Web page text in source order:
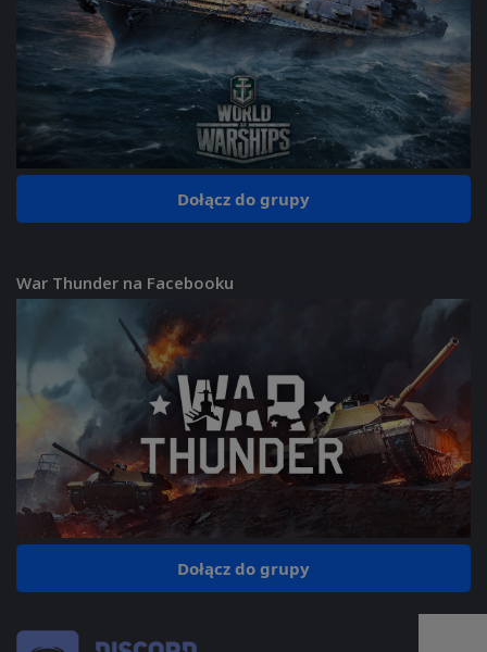
Dołącz do grupy
War Thunder na Facebooku
Dołącz do grupy